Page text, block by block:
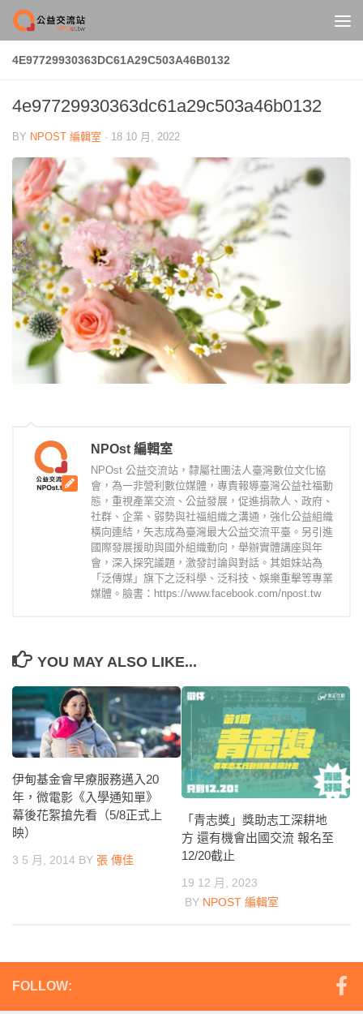
Skip to content
4E97729930363DC61A29C503A46B0132
4e97729930363dc61a29c503a46b0132
BY NPOST 編輯室 · 18 10 月, 2022
NPOst 編輯室
NPOst 公益交流站，隸屬社團法人臺灣數位文化協
會，為一非營利數位媒體，專責報導臺灣公益社福動
態，重視產業交流、公益發展，促進捐款人、政府、
社群、企業、弱勢與社福組織之溝通，強化公益組織
橫向連結，矢志成為臺灣最大公益交流平臺。另引進
國際發展援助與國外組織動向，舉辦實體講座與年
會，深入探究議題，激發討論與對話。其姐妹站為
「泛傳媒」旗下之泛科學、泛科技、娛樂重擊等專業
媒體。臉書：https://www.facebook.com/npost.tw
YOU MAY ALSO LIKE...
伊甸基金會早療服務邁入20
年，微電影《入學通知單》
幕後花絮搶先看（5/8正式上
映）
3 5 月, 2014 BY 張 傳佳
「青志獎」獎助志工深耕地
方 還有機會出國交流 報名至
12/20截止
19 12 月, 2023
BY NPOST 編輯室
FOLLOW: